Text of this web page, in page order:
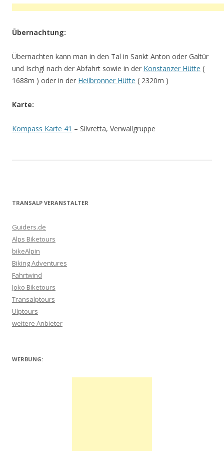
Übernachtung:
Übernachten kann man in den Tal in Sankt Anton oder Galtür
und Ischgl nach der Abfahrt sowie in der Konstanzer Hütte (
1688m ) oder in der Heilbronner Hütte ( 2320m )
Karte:
Kompass Karte 41 – Silvretta, Verwallgruppe
TRANSALP VERANSTALTER
Guiders.de
Alps Biketours
bikeAlpin
Biking Adventures
Fahrtwind
Joko Biketours
Transalptours
Ulptours
weitere Anbieter
WERBUNG: